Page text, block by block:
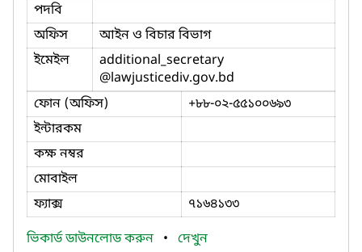
পদবি
অফিস
আইন ও বিচার বিভাগ
ইমেইল
additional_secretary
@lawjusticediv.gov.bd
ফোন (অফিস)
+৮৮-০২-৫৫১০০৬৯৩
ইন্টারকম
কক্ষ নম্বর
মোবাইল
ফ্যাক্স
৭১৬৪১৩৩
ভিকার্ড ডাউনলোড করুন • দেখুন